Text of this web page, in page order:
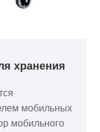
хранения
мобильных
мобильного